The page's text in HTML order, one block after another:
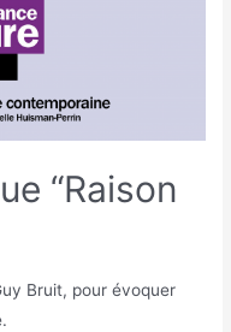
“Raison
Bruit, pour évoquer